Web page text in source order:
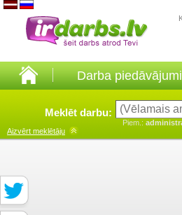
Darba piedāvājumi
Meklēt darbu:
Piem.:
Aizvērt meklētāju